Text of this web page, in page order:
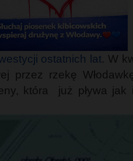
ostatnich lat. W
przez rzekę
która już pływa jak